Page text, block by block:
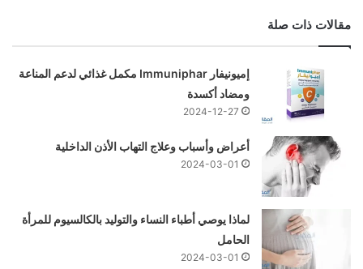
مقالات ذات صلة
إميونيفار Immuniphar مكمل غذائي لدعم المناعة
ومضاد أكسدة
2024-12-27
أعراض وأسباب وعلاج التهاب الأذن الداخلية
2024-03-01
لماذا يوصي أطباء النساء والتوليد بالكالسيوم للمرأة
الحامل
2024-03-01